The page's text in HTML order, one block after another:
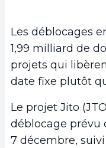
Les déblocages
1,99 milliard de
projets qui
date fixe plutôt
Le projet Jito
déblocage prévu
7 décembre,